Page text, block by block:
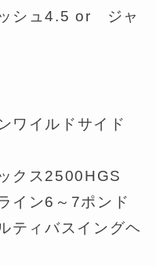
シュ4.5 or ジャ
ワイルドサイド
クス2500HGS
イン6～7ポンド
ティバスイングヘ